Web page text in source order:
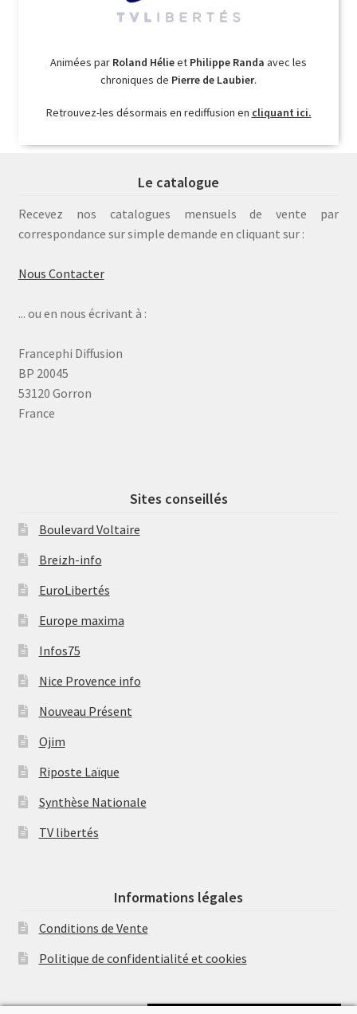
Animées par Roland Hélieet Philippe Randa avec les
chroniques de Pierre de Laubier.
Retrouvez-les désormais en rediffusion en cliquant ici.
Le catalogue
Recevez nos catalogues mensuels de vente par
correspondance sur simple demande en cliquant sur :
Nous Contacter
... ou en nous écrivant à :
Francephi Diffusion
BP 20045
53120 Gorron
France
Sites conseillés
Boulevard Voltaire
Breizh-info
EuroLibertés
Europe maxima
Infos75
Nice Provence info
Nouveau Présent
Ojim
Riposte Laïque
Synthèse Nationale
TV libertés
Informations légales
Conditions de Vente
Politique de confidentialité et cookies